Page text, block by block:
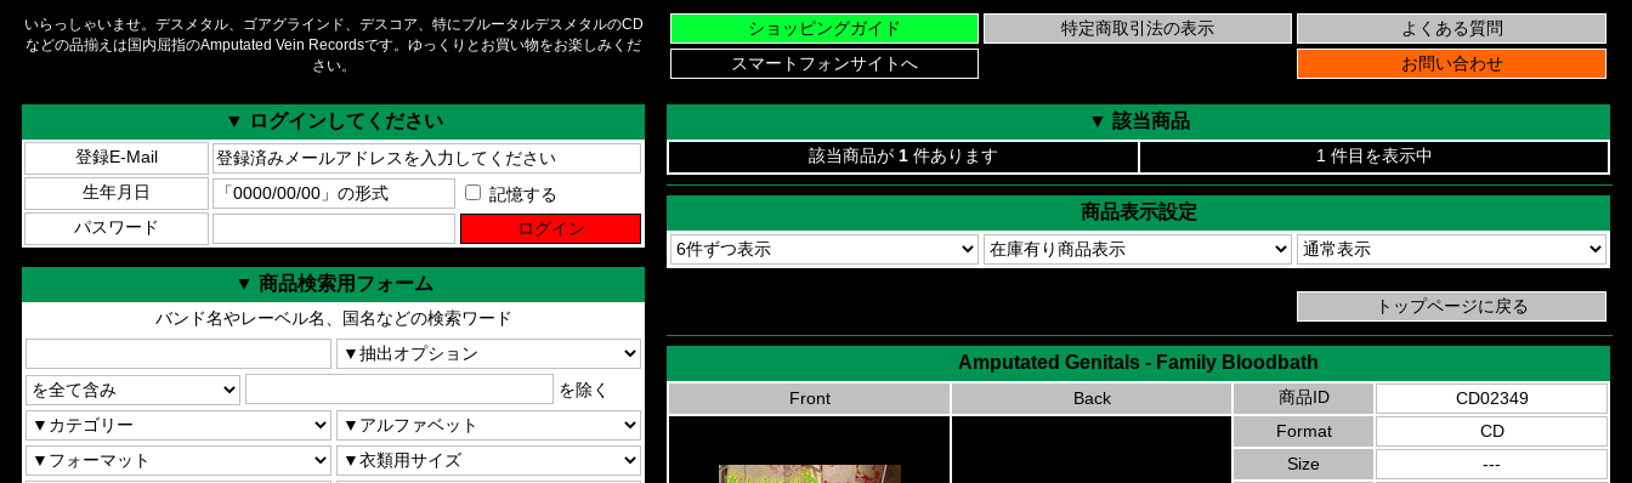
いらっしゃいませ。デスメタル、ゴアグラインド、デスコア、特にブルータルデスメタルのCD
などの品揃えは国内屈指のAmputated Vein Recordsです。ゆっくりとお買い物をお楽しみくだ
さい。
▼ ログインしてください
登録E-Mail
生年月日
記憶する
パスワード
▼ 商品検索用フォーム
バンド名やレーベル名、国名などの検索ワード
を除く
▼ 該当商品
該当商品が 1 件あります 1 件目を表示中
商品表示設定
Amputated Genitals - Family Bloodbath
Front Back 商品ID
CD02349
Format
CD
Size
---